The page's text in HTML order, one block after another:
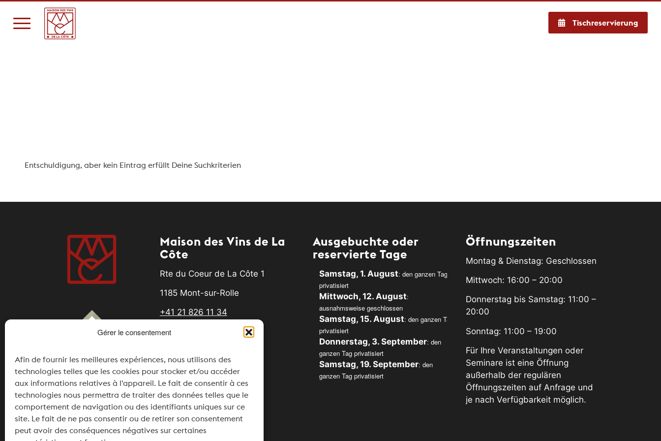
Gérer le consentement
Afin de fournir les meilleures expériences, nous utilisons des
technologies telles que les cookies pour stocker et/ou accéder
aux informations relatives à l'appareil. Le fait de consentir à ces
technologies nous permettra de traiter des données telles que le
comportement de navigation ou des identifiants uniques sur ce
site. Le fait de ne pas consentir ou de retirer son consentement
peut avoir des conséquences négatives sur certaines
Tischreservierung
Entschuldigung, aber kein Eintrag erfüllt Deine Suchkriterien
Maison des Vins de La
Côte
Rte du Coeur de La Côte 1
1185 Mont-sur-Rolle
+41 21 826 11 34
info@maisondesvins.ch
Ausgebuchte oder
reservierte Tage
Samstag, 1. August: den ganzen Tag
privatisiert
Mittwoch, 12. August:
ausnahmsweise geschlossen
Samstag, 15. August: den ganzen Tag
privatisiert
Donnerstag, 3. September: den
ganzen Tag privatisiert
Samstag, 19. September: den
ganzen Tag privatisiert
Öffnungszeiten
Montag & Dienstag: Geschlossen
Mittwoch: 16:00 – 20:00
Donnerstag bis Samstag: 11:00 –
20:00
Sonntag: 11:00 – 19:00
Für Ihre Veranstaltungen oder
Seminare ist eine Öffnung
außerhalb der regulären
Öffnungszeiten auf Anfrage und
je nach Verfügbarkeit möglich.